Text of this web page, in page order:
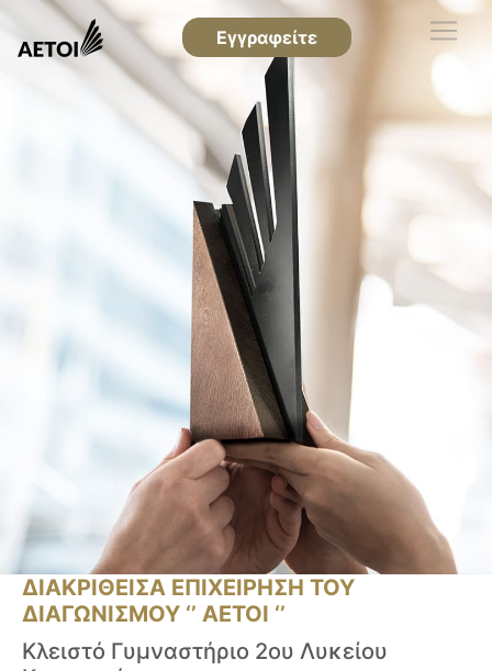
Εγγραφείτε
ΔΙΑΚΡΙΘΕΙΣΑ ΕΠΙΧΕΙΡΗΣΗ ΤΟΥ
ΔΙΑΓΩΝΙΣΜΟΥ ‘’ ΑΕΤΟΙ ‘’
Κλειστό Γυμναστήριο 2ου Λυκείου